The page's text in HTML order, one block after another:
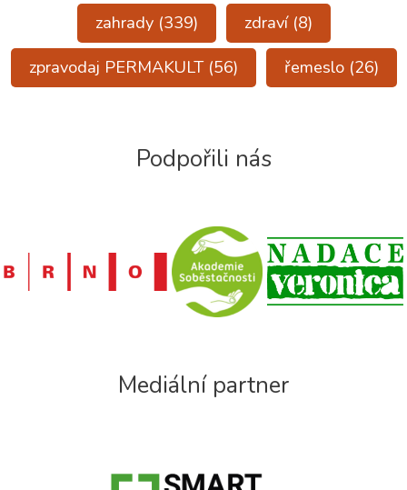
zahrady(339) zdraví(8)
zpravodaj PERMAKULT(56) řemeslo(26)
Podpořili nás
Mediální partner